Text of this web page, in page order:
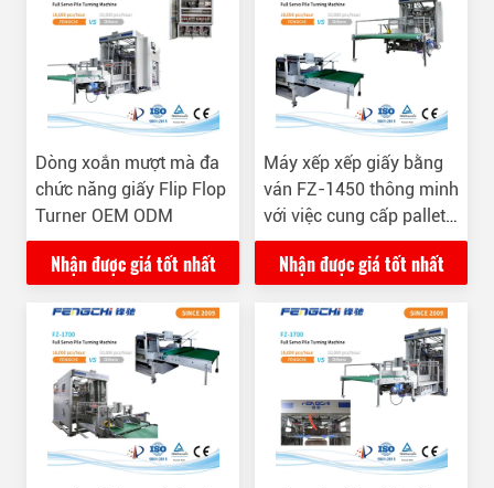
Dòng xoắn mượt mà đa
chức năng giấy Flip Flop
Turner OEM ODM
Nhận được giá tốt nhất
Máy xếp xếp giấy bằng
ván FZ-1450 thông minh
với việc cung cấp pallet
tự động
Nhận được giá tốt nhất